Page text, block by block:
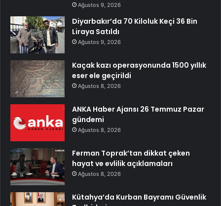
Ağustos 9, 2026
Diyarbakır’da 70 Kiloluk Keçi 36 Bin
Liraya Satıldı
Ağustos 9, 2026
Kaçak kazı operasyonunda 1500 yıllık
eser ele geçirildi
Ağustos 8, 2026
ANKA Haber Ajansı 26 Temmuz Pazar
gündemi
Ağustos 8, 2026
Ferman Toprak’tan dikkat çeken
hayat ve evlilik açıklamaları
Ağustos 8, 2026
Kütahya’da Kurban Bayramı Güvenlik